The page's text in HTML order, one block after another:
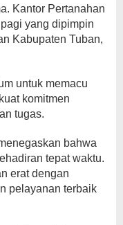
Kantor Pertanahan
yang dipimpin
Kabupaten Tuban,
untuk memacu
komitmen
tugas.
bahwa
tepat waktu.
erat dengan
pelayanan terbaik